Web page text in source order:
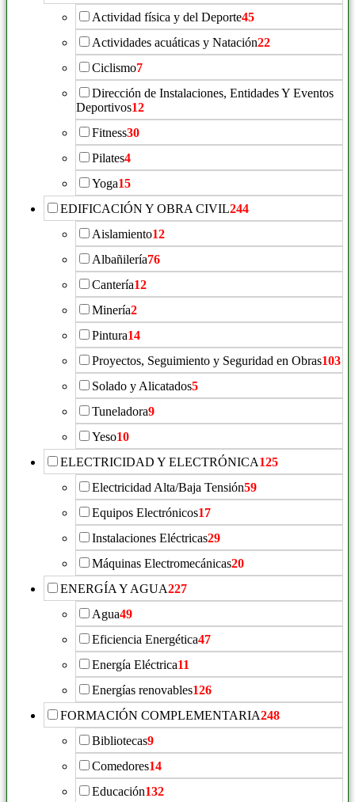
Actividad física y del Deporte45
Actividades acuáticas y Natación22
Ciclismo7
Dirección de Instalaciones, Entidades Y Eventos
Deportivos12
Fitness30
Pilates4
Yoga15
EDIFICACIÓN Y OBRA CIVIL244
Aislamiento12
Albañilería76
Cantería12
Minería2
Pintura14
Proyectos, Seguimiento y Seguridad en Obras103
Solado y Alicatados5
Tuneladora9
Yeso10
ELECTRICIDAD Y ELECTRÓNICA125
Electricidad Alta/Baja Tensión59
Equipos Electrónicos17
Instalaciones Eléctricas29
Máquinas Electromecánicas20
ENERGÍA Y AGUA227
Agua49
Eficiencia Energética47
Energía Eléctrica11
Energías renovables126
FORMACIÓN COMPLEMENTARIA248
Bibliotecas9
Comedores14
Educación132